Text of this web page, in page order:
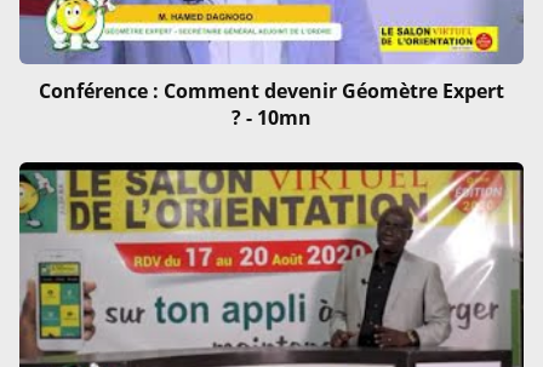
Conférence : Comment devenir Géomètre Expert
? - 10mn